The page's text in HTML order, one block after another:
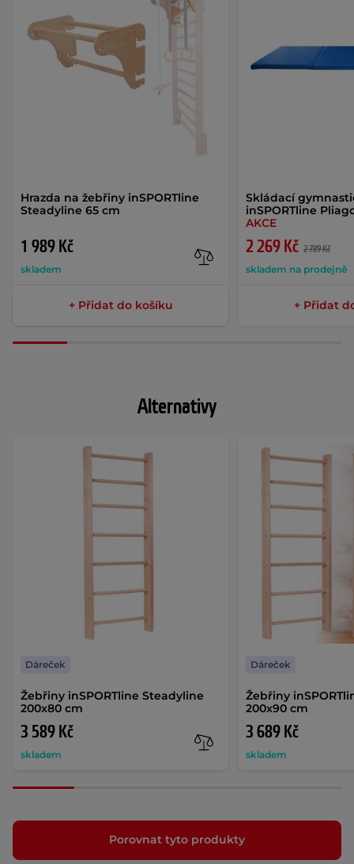
Hrazda na žebřiny inSPORTline
Steadyline 65 cm
1 989 Kč
skladem
+ Přidat do košíku
Skládací
inSPORTline
AKCE
2 269 Kč 2 789 Kč
skladem na prodejně
+ Přidat
Alternativy
Žebřiny inSPORTline Steadyline
200x80 cm
3 589 Kč
skladem
Dáreček
Žebřiny
200x90 cm
3 689 Kč
skladem
Dáreček
Porovnat tyto produkty